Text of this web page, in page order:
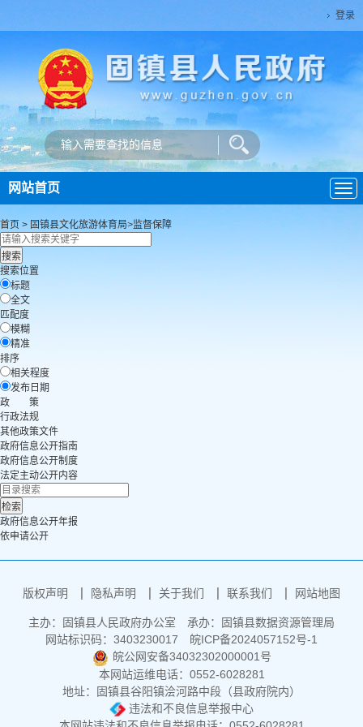
登录
导
航
网站首页
首页 > 固镇县文化旅游体育局>监督保障
搜索位置
标题
全文
匹配度
模糊
精准
排序
相关程度
发布日期
政 策
行政法规
其他政策文件
政府信息公开指南
政府信息公开制度
法定主动公开内容
政府信息公开年报
依申请公开
版权声明 隐私声明 关于我们 联系我们 网站地图
主办：固镇县人民政府办公室
承办：固镇县数据资源管理局
网站标识码：3403230017
皖ICP备2024057152号-1
皖公网安备34032302000001号
本网站运维电话：0552-6028281
地址：固镇县谷阳镇浍河路中段（县政府院内）
违法和不良信息举报中心